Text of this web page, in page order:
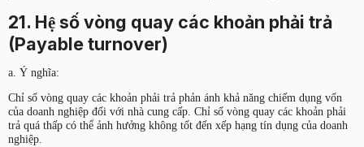
21. Hệ số vòng quay các khoản phải trả
(Payable turnover)
a. Ý nghĩa:
Chỉ số vòng quay các khoản phải trả phản ánh khả năng chiếm dụng vốn
của doanh nghiệp đối với nhà cung cấp. Chỉ số vòng quay các khoản phải
trả quá thấp có thể ảnh hưởng không tốt đến xếp hạng tín dụng của doanh
nghiệp.